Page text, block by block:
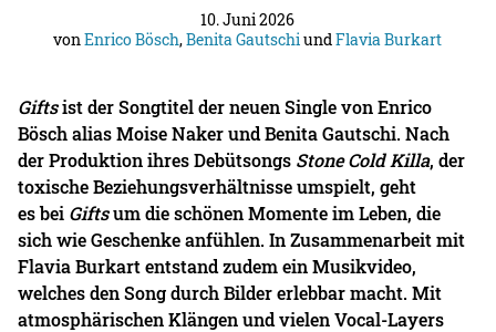
10. Juni 2026
vonEnrico Bösch,Benita GautschiundFlavia Burkart
Giftsist der Songtitel der neuen Single von Enrico
Bösch alias Moise Naker und Benita Gautschi. Nach
der Produktion ihres Debütsongs Stone Cold Killa, der
toxische Beziehungsverhältnisse umspielt, geht
es bei Giftsum die schönen Momente im Leben, die
sich wie Geschenke anfühlen. In Zusammenarbeit mit
Flavia Burkart entstand zudem ein Musikvideo,
welches den Song durch Bilder erlebbar macht. Mit
atmosphärischen Klängen und vielen Vocal-Layers